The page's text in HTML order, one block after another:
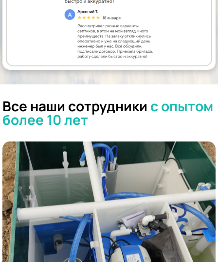
Все наши сотрудники с опытом
более 10 лет